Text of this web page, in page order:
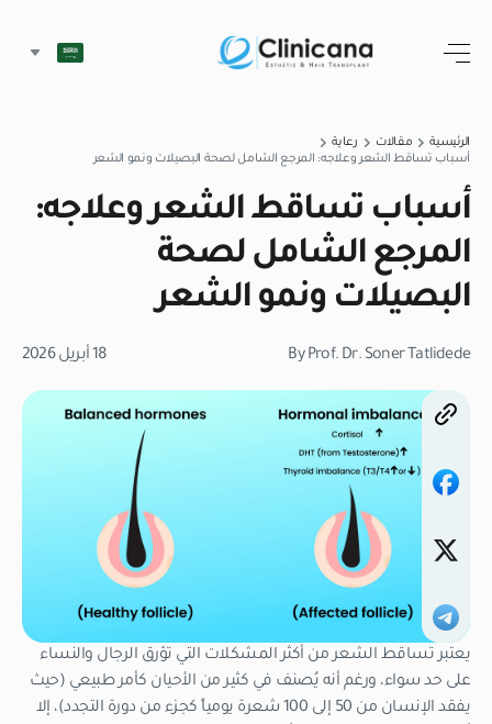
الرئيسية مقالات
رعاية
أسباب تساقط الشعر وعلاجه: المرجع الشامل لصحة البصيلات ونمو الشعر
أسباب تساقط الشعر وعلاجه:
المرجع الشامل لصحة
البصيلات ونمو الشعر
By Prof. Dr. Soner Tatlidede 18 أبريل 2026
يعتبر تساقط الشعر من أكثر المشكلات التي تؤرق الرجال والنساء
على حد سواء، ورغم أنه يُصنف في كثير من الأحيان كأمر طبيعي (حيث
يفقد الإنسان من 50 إلى 100 شعرة يومياً كجزء من دورة التجدد)، إلا